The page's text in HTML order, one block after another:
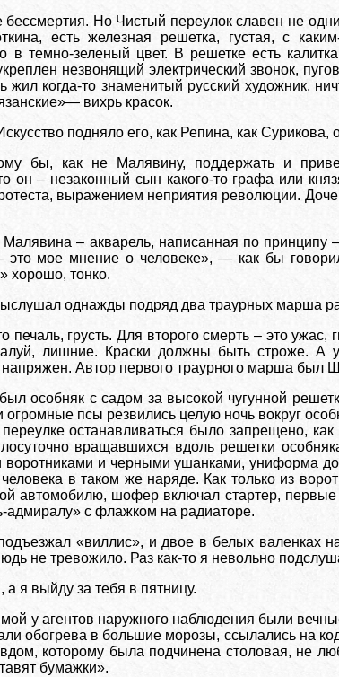
бессмертия. Но Чистый переулок славен не
есть железная решетка, густая, с
темно-зеленый цвет. В решетке есть
незвонящий электрический звонок,
когда-то знаменитый русский художник,
вихрь красок.
подняло его, как Репина, как Сурикова,
бы, как не Малявину, поддержать и
он – незаконный сын какого-то графа или
выражением неприятия революции.
– акварель, написанная по принципу
это мое мнение о человеке», — как бы
хорошо, тонко.
однажды подряд два траурных марша
грусть. Для второго смерть – это
лишние. Краски должны быть строже. А
Автор первого траурного марша был
особняк с садом за высокой чугунной
огромные псы резвились целую ночь вокруг
останавливаться было запрещено,
вращавшихся вдоль решетки
воротниками и черными ушанками, униформа
в таком же наряде. Как только из
автомобилю, шофер включал стартер,
адмиралу» с флажком на радиаторе.
«виллис», и двое в белых валенках
не тревожило. Раз как-то я невольно
я выйду за тебя в пятницу.
у агентов наружного наблюдения были
обогрева в большие морозы, ссылались на
которому была подчинена столовая, не
бумажки».